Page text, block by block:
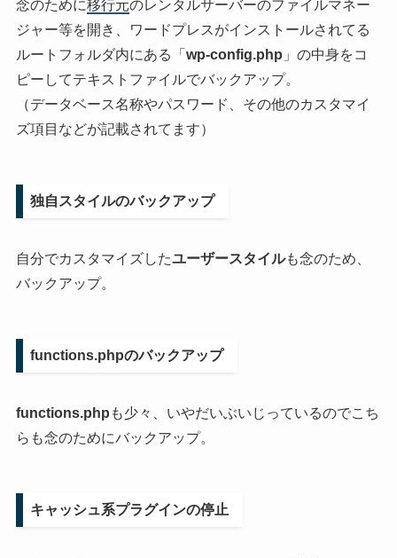
念のために移行元のレンタルサーバーのファイルマネー
ジャー等を開き、ワードプレスがインストールされてる
ルートフォルダ内にある「 wp-config.php 」の中身をコ
ピーしてテキストファイルでバックアップ。
（データベース名称やパスワード、その他のカスタマイ
ズ項目などが記載されてます）
独自スタイルのバックアップ
自分でカスタマイズしたユーザースタイルも念のため、
バックアップ。
functions.phpのバックアップ
functions.php も少々、いやだいぶいじっているのでこち
らも念のためにバックアップ。
キャッシュ系プラグインの停止